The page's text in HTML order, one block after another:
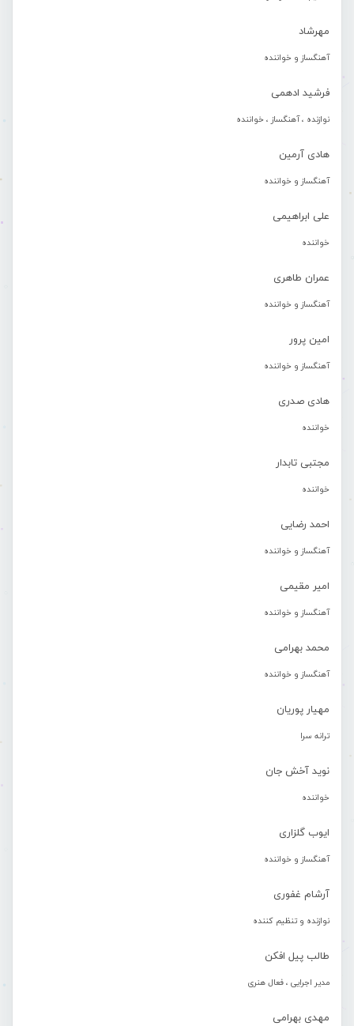
مهرشاد
آهنگساز و خواننده
فرشید ادهمی
نوازنده ، آهنگساز ، خواننده
هادی آرمین
آهنگساز و خواننده
علی ابراهیمی
خواننده
عمران طاهری
آهنگساز و خواننده
امین پرور
آهنگساز و خواننده
هادی صدری
خواننده
مجتبی تابدار
خواننده
احمد رضایی
آهنگساز و خواننده
امیر مقیمی
آهنگساز و خواننده
محمد بهرامی
آهنگساز و خواننده
مهیار پوریان
ترانه سرا
نوید آخش جان
خواننده
ایوب گلزاری
آهنگساز و خواننده
آرشام غفوری
نوازنده و تنظیم کننده
طالب پیل افکن
مدیر اجرایی ، فعال هنری
مهدی بهرامی